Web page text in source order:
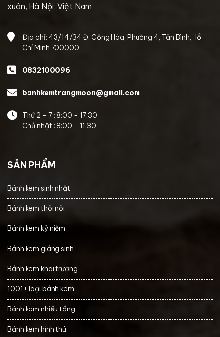
xuân, Hà Nội, Việt Nam
Địa chỉ: 43/14/34 Đ. Cộng Hòa, Phường 4, Tân Bình, Hồ
Chí Minh 700000
0832100096
banhkemtrangmoon@gmail.com
Thứ 2 - 7 : 8:00 - 17:30
Chủ nhật : 8:00 - 11:30
SẢN PHẨM
Bánh kem sinh nhật
Bánh kem thôi nôi
Bánh kem kỷ niệm
Bánh kem giáng sinh
Bánh kem khai trương
1001+ loại bánh kem
Bánh kem nhiều tầng
Bánh kem hình thú